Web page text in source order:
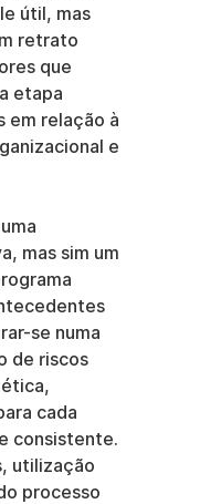
útil, mas
retrato
que
etapa
em relação à
e
mas sim um
se numa
de riscos
cada
consistente.
utilização
processo